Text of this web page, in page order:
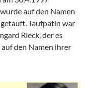
auf den Namen
Taufpatin war
Rieck, der es
den Namen ihrer